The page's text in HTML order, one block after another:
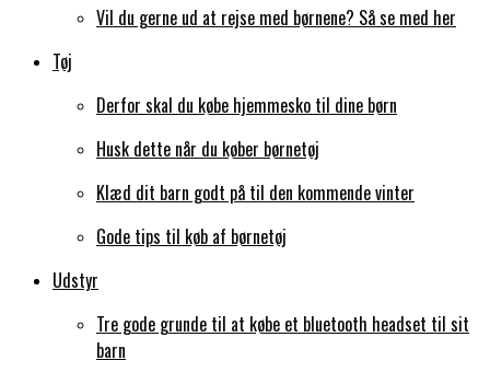
Vil du gerne ud at rejse med børnene? Så se med her
Tøj
Derfor skal du købe hjemmesko til dine børn
Husk dette når du køber børnetøj
Klæd dit barn godt på til den kommende vinter
Gode tips til køb af børnetøj
Udstyr
Tre gode grunde til at købe et bluetooth headset til sit
barn